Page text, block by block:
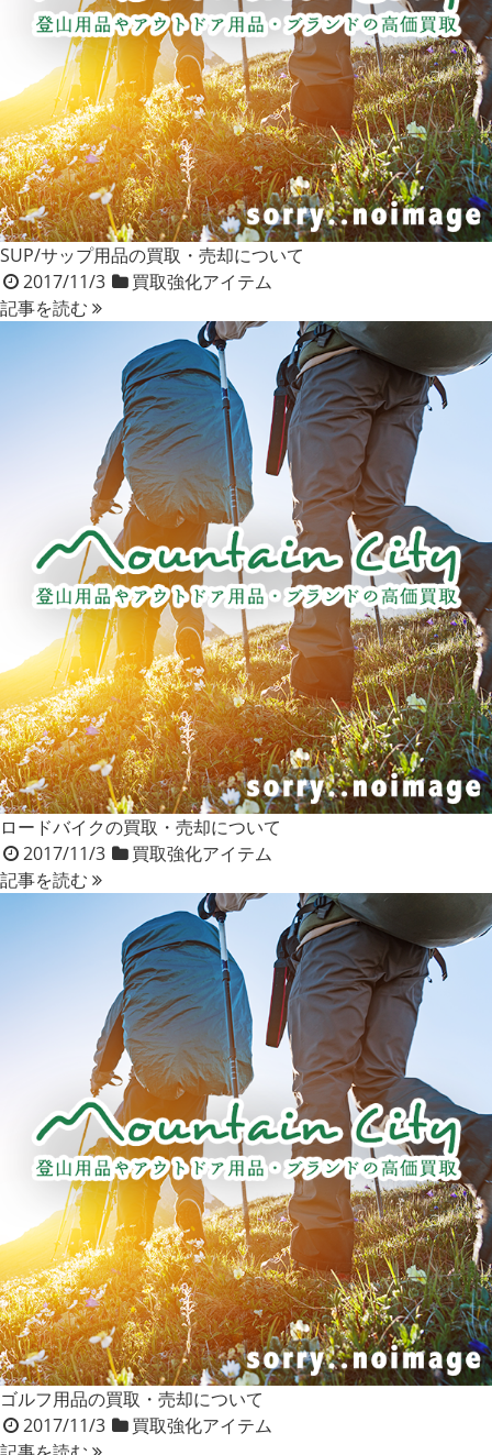
SUP/サップ用品の買取・売却について
2017/11/3
買取強化アイテム
記事を読む
ロードバイクの買取・売却について
2017/11/3
買取強化アイテム
記事を読む
ゴルフ用品の買取・売却について
2017/11/3
買取強化アイテム